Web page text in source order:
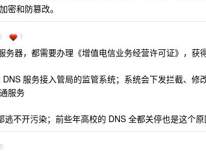
密和防篡改。
1
务器，都需要办理《增值电信业务经营许可证》，获
服务接入管局的监管系统；系统会下发拦截、修
服务
逃不开污染；前些年高校的 DNS 全都关停也是这个原